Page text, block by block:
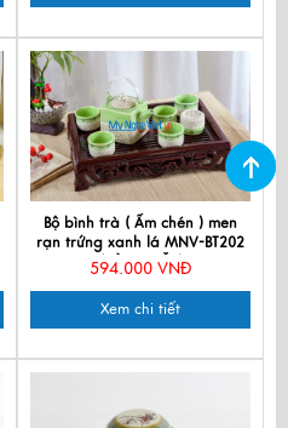
Bộ bình trà ( Ấm chén ) men
rạn trứng xanh lá MNV-BT202
(HÀNG ĐẶT)
594.000 VNĐ
Xem chi tiết